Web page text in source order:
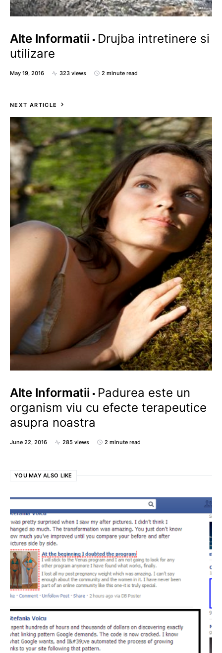
Alte Informatii
Drujba intretinere si
utilizare
May 19, 2016 323 views 2 minute read
NEXT ARTICLE
Alte Informatii
Padurea este un
organism viu cu efecte terapeutice
asupra noastra
June 22, 2016 285 views 2 minute read
YOU MAY ALSO LIKE